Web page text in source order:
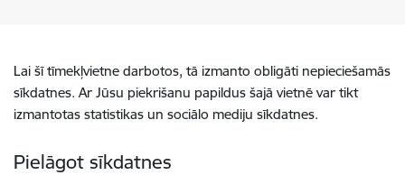
Lai šī tīmekļvietne darbotos, tā izmanto obligāti nepieciešamās
sīkdatnes. Ar Jūsu piekrišanu papildus šajā vietnē var tikt
izmantotas statistikas un sociālo mediju sīkdatnes.
Pielāgot sīkdatnes